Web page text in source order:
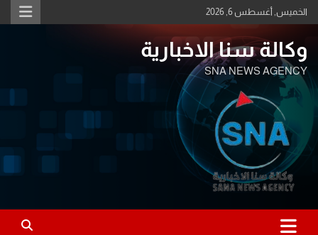
Skip
to
الخميس, أغسطس 6, 2026
وكالة سنا الاخبارية
SNA NEWS AGENCY